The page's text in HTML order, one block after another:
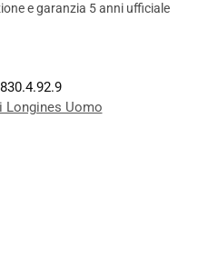
e garanzia 5 anni ufficiale
Longines Uomo